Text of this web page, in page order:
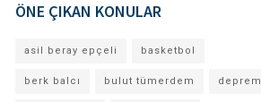
ÖNE ÇIKAN KONULAR
asil beray epçeli basketbol
berk balcı bulut tümerdem deprem